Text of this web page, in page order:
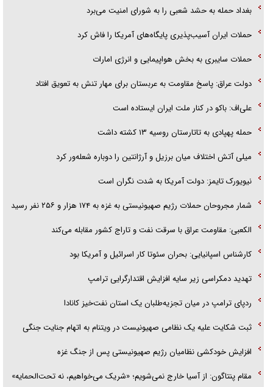
بغداد حمله به حشد شعبی را به شورای امنیت می‌برد
حملات ایران آسیب‌پذیری پایگاه‌های آمریکا را فاش کرد
حملات سایبری به بخش هواپیمایی و انرژی امارات
دولت عراق: پاسخ مقاومت به عربستان برای مهار تنش به تعویق افتاد
علی‌اف: باکو در کنار ملت ایران ایستاده است
حمله پهپادی به تاتارستان روسیه ۱۳ کشته داشت
میلی آتش اختلاف میان برزیل و آرژانتین را دوباره شعله‌ور کرد
نیویورک تایمز: دولت آمریکا به شدت نگران است
شمار مجروحان حملات رژیم صهیونیستی به غزه به ۱۷۴ هزار و ۲۵۶ نفر رسید
الکعبی: مقاومت عراق با سرقت نفت و تاراج کشور مقابله می‌کند
کارشناس اسپانیایی: بحران سئوتا کار اسرائیل و آمریکا بود
تهدید دمکراسی زیر سایه افزایش اقتدارگرایی ترامپ
ردپای ترامپ در میان تجزیه‌طلبان یک استان نفت‌خیز کانادا
ثبت شکایت علیه یک نظامی صهیونیست در ویتنام به اتهام جنایت جنگی
افزایش خودکشی نظامیان رژیم صهیونیستی پس از جنگ غزه
مقام پنتاگون: از آسیا خارج نمی‌شویم؛ «شریک می‌خواهیم، نه تحت‌الحمایه»